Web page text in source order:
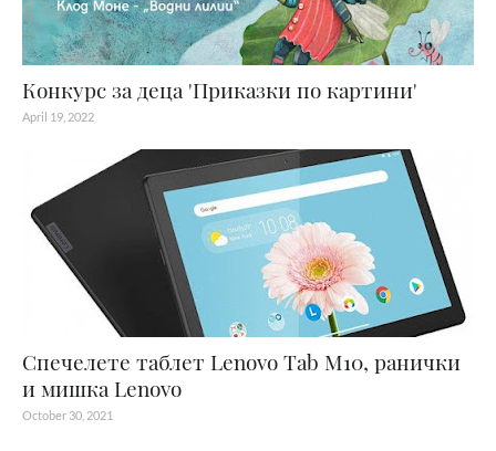
Конкурс за деца 'Приказки по картини'
April 19, 2022
Спечелете таблет Lenovo Tab M10, ранички
и мишка Lenovo
October 30, 2021